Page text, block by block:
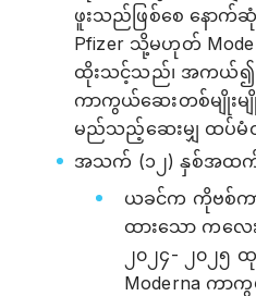
ဖူးသည်ဖြစ်စေ နောက်
Pfizer သို့မဟုတ်
ထိုးသင့်သည်၊ အကယ်၍
ကာကွယ်ဆေးတစ်မျိုးမ
မည်သည့်ဆေးမျှ ထပ်မံထို
အသက် (၁၂) နှစ်အထက်
ယခင်က ကိုဗစ်က
ထားသော ကလေး
၂၀၂၄- ၂၀၂
Moderna ကာ